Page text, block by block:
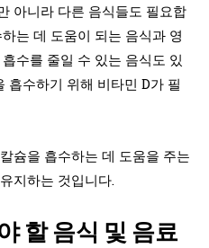
아니라 다른 음식들도 필요합
는 데 도움이 되는 음식과 영
수를 줄일 수 있는 음식도 있
흡수하기 위해 비타민 D가 필
슘을 흡수하는 데 도움을 주는
지하는 것입니다.
할 음식 및 음료